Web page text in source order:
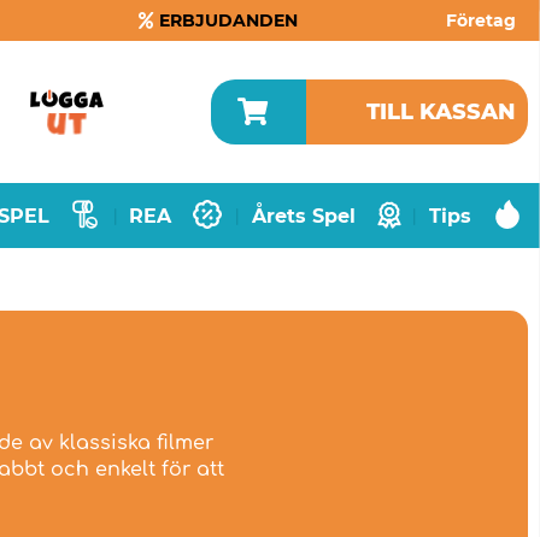
ERBJUDANDEN Företag
TILL KASSAN
REA Årets Spel Tips
av klassiska filmer
och enkelt för att